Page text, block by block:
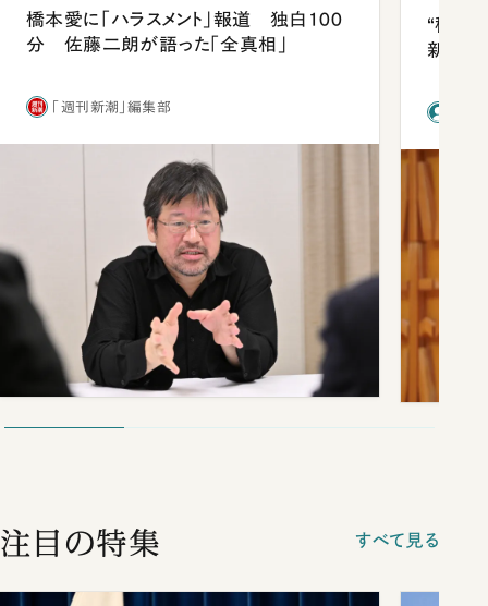
橋本愛に「ハラスメント」報道 独白100
分 佐藤二朗が語った「全真相」
「週刊新潮」編集部
“稼ぎ
新社長
注目の特集 すべて見る